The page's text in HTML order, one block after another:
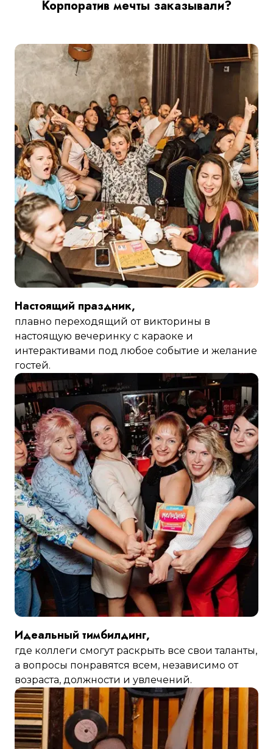
Корпоратив мечты заказывали?
Настоящий праздник,
плавно переходящий от викторины в
настоящую вечеринку с караоке и
интерактивами под любое событие и желание
гостей.
Идеальный тимбилдинг,
где коллеги смогут раскрыть все свои таланты,
а вопросы понравятся всем, независимо от
возраста, должности и увлечений.